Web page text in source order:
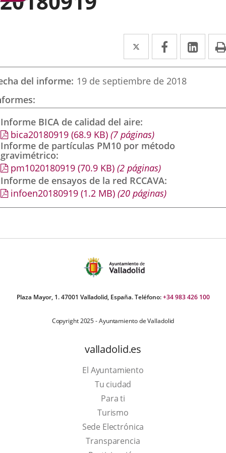
Twitter
Enlace
a
una
externa.
Facebook
Enlace
a
una
externa.
a
del informe 19 de septiembre de 2018
Informe BICA de calidad del aire
bica20180919 (68.9 KB) (7 páginas)
Informe de partículas PM10 por método
gravimétrico
pm1020180919 (70.9 KB) (2 páginas)
Informe de ensayos de la red RCCAVA
infoen20180919 (1.2 MB) (20 páginas)
Plaza Mayor, 1. 47001 Valladolid, España. Teléfono:+34 983 426 100
Copyright 2025 - Ayuntamiento de Valladolid
valladolid.es
El Ayuntamiento
Tu ciudad
Para ti
TurismoThis
link
will
Sede Electrónica
Transparencia